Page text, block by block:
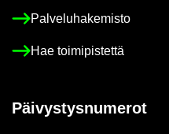
Pal­ve­lu­ha­ke­mis­to
Hae toi­mi­pis­tet­tä
Päi­vys­tys­nu­me­rot